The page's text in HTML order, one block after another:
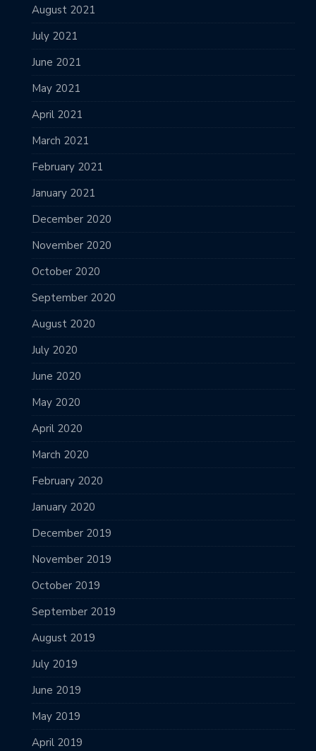
August 2021
July 2021
June 2021
May 2021
April 2021
March 2021
February 2021
January 2021
December 2020
November 2020
October 2020
September 2020
August 2020
July 2020
June 2020
May 2020
April 2020
March 2020
February 2020
January 2020
December 2019
November 2019
October 2019
September 2019
August 2019
July 2019
June 2019
May 2019
April 2019